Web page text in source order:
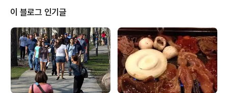
느나라 사람들 보다 각별한 것으로 나와있습니다. 허긴 그
각별한 사랑은 중국인들이 이미 우리 한국인들을 넘고 있
지만 말입니다. 자!! 그럼 면세점에서 취급을 하는 면세품은
신상품에다 가격도 일반 시중보다 더 저렴할까요?? 물론
지금도 그렇지만 미국내 우리 한인들의 명품 사랑은 극진
합니다. 그래서 한국서 미국으로 관광을 ..
이 블로그 인기글